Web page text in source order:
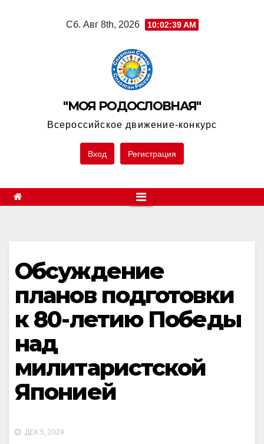
Сб. Авг 8th, 2026 10:02:39 AM
"МОЯ РОДОСЛОВНАЯ"
Всероссийское движение-конкурс
Вход Регистрация
Обсуждение
планов подготовки
к 80-летию Победы
над
милитаристской
Японией
ДЕК 5, 2024